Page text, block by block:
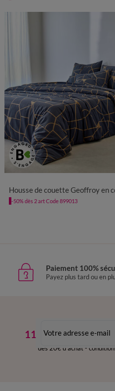
Housse de couette Geoffroy en coton à motifs
-50% dès 2 art Code 899013
Paiement 100%
Payez plus tard ou en
11€ Offertsen vous
dès 20€ d’achat -